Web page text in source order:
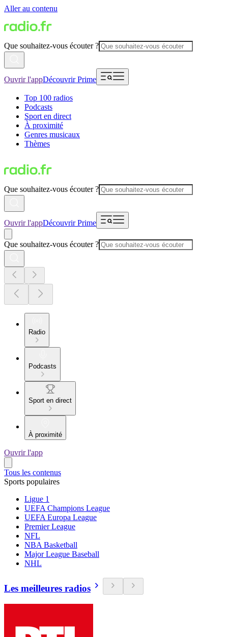
Aller au contenu
Que souhaitez-vous écouter ?
Ouvrir l'appDécouvrir Prime
Top 100 radios
Podcasts
Sport en direct
À proximité
Genres musicaux
Thèmes
Que souhaitez-vous écouter ?
Ouvrir l'appDécouvrir Prime
Que souhaitez-vous écouter ?
Radio
Podcasts
Sport en direct
À proximité
Ouvrir l'app
Tous les contenus
Sports populaires
Ligue 1
UEFA Champions League
UEFA Europa League
Premier League
NFL
NBA Basketball
Major League Baseball
NHL
Les meilleures radios